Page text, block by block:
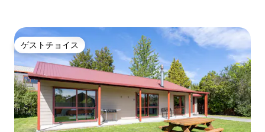
ゲストチョイス
ゲストチョイス